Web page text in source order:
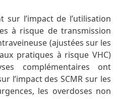
sur l’impact de l’utilisation
à risque de transmission
(ajustées sur les
pratiques à risque VHC)
complémentaires ont
l’impact des SCMR sur les
les overdoses non